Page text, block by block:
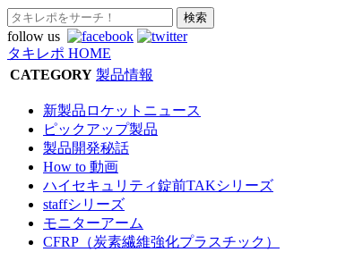
follow us
タキレポ HOME
CATEGORY 製品情報
新製品ロケットニュース
ピックアップ製品
製品開発秘話
How to 動画
ハイセキュリティ錠前TAKシリーズ
staffシリーズ
モニターアーム
CFRP（炭素繊維強化プラスチック）